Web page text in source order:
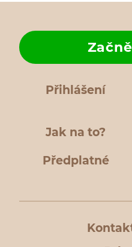
Přihlášení
Jak na to?
Předplatné